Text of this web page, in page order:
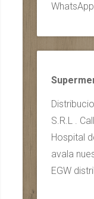
S.R.L .
Hospital
avala
EGW